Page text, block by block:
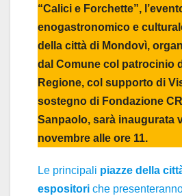
“Calici e Forchette”,
enogastronomico e
della città di Mondovì,
dal Comune col patrocinio
Regione, col supporto di
sostegno di Fondazione
Sanpaolo, sarà inaugurata
novembre alle ore 11.
Le principali piazze della
espositori che